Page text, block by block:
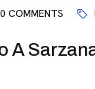
0 COMMENTS
A